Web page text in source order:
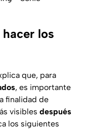
los
que, para
, es importante
finalidad de
visibles después
los siguientes